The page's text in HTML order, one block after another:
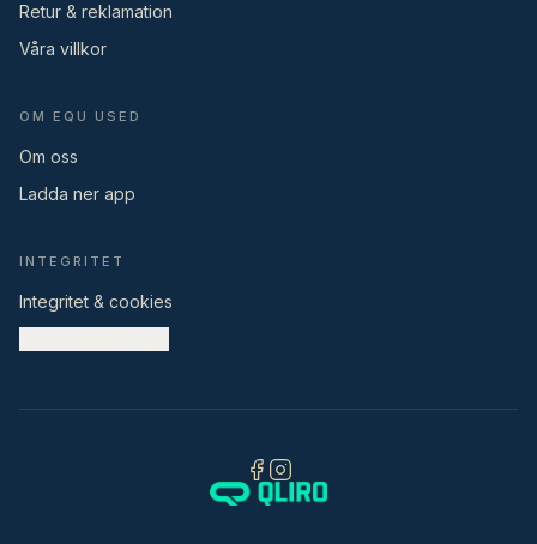
Retur & reklamation
Våra villkor
OM EQU USED
Om oss
Ladda ner app
INTEGRITET
Integritet & cookies